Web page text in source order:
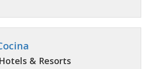
& Resorts